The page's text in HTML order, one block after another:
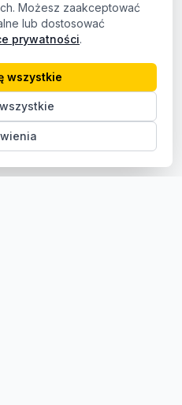
Możesz zaakceptować
lub dostosować
prywatności.
wszystkie